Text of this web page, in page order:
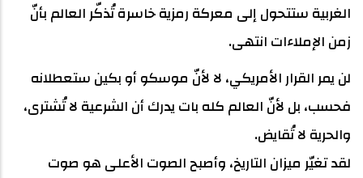
الغربية ستتحول إلى معركة رمزية خاسرة تُذكّر العالم بأنّ
زمن الإملاءات انتهى.
لن يمر القرار الأمريكي، لا لأنّ موسكو أو بكين ستعطلانه
فحسب، بل لأنّ العالم كله بات يدرك أن الشرعية لا تُشترى،
والحرية لا تُقايض.
لقد تغيّر ميزان التاريخ، وأصبح الصوت الأعلى هو صوت